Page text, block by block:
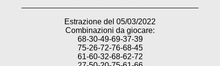
Estrazione del 05/03/2022
Combinazioni da giocare:
68-30-49-69-37-39
75-26-72-76-68-45
61-60-32-68-62-72